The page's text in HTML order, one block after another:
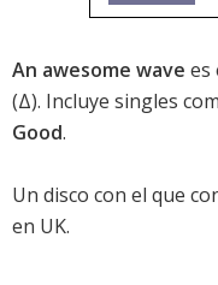
An awesome wave es
(Δ). Incluye singles
Good.
Un disco con el que
en UK.